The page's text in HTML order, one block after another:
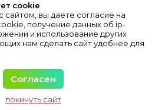
Зиборов Роман
Маркетинг и
Продвижение
cookie
вы даете согласие на
получение данных об ip-
и использование других
нам сделать сайт удобнее для
Согласен
покинуть сайт